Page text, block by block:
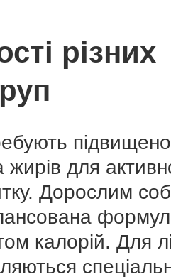
різних
жирів для
Дорослим
калорій. Для